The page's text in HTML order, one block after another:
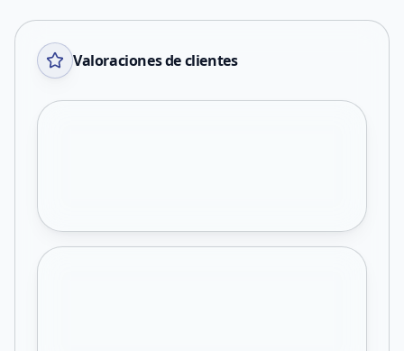
Valoraciones de clientes